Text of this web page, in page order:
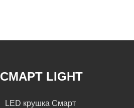
СМАРТ LIGHT
LED крушка Смарт